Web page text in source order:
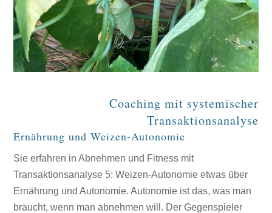
Coaching mit systemischer
Transaktionsanalyse
Ernährung und Weizen-Autonomie
Sie erfahren in Abnehmen und Fitness mit
Transaktionsanalyse 5: Weizen-Autonomie etwas über
Ernährung und Autonomie. Autonomie ist das, was man
braucht, wenn man abnehmen will. Der Gegenspieler